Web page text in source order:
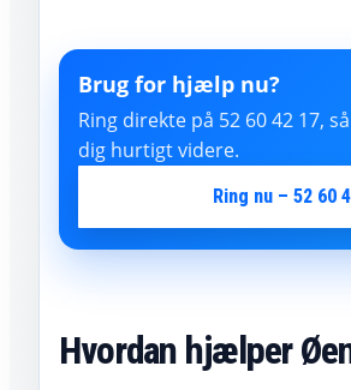
Brug for hjælp nu?
Ring direkte på 52 60 42 17,
dig hurtigt videre.
Ring nu – 52 60
Hvordan hjælper